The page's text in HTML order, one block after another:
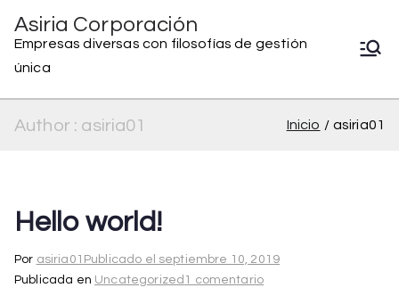
Asiria Corporación
Empresas diversas con filosofías de gestión
única
Author : asiria01 Inicio asiria01
Hello world!
Por asiria01 Publicado el septiembre 10, 2019
Publicada en Uncategorized 1 comentarioen